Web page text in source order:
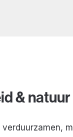
& natuur